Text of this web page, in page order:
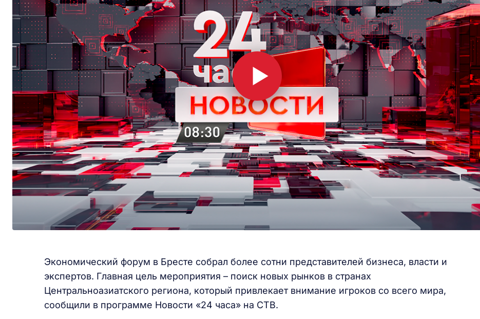
Экономический форум в Бресте собрал более сотни представителей бизнеса, власти и
экспертов. Главная цель мероприятия – поиск новых рынков в странах
Центральноазиатского региона, который привлекает внимание игроков со всего мира,
сообщили в программе Новости «24 часа» на СТВ.